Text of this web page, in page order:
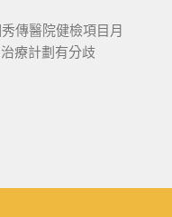
傳醫院健檢項目月
療計劃有分歧